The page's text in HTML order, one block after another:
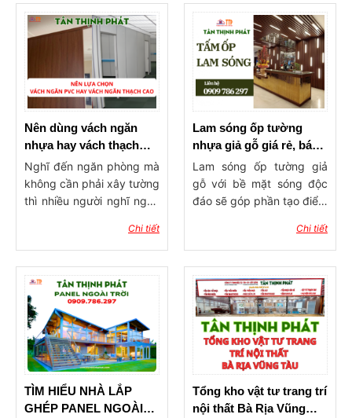
Nên dùng vách ngăn
nhựa hay vách thạch
cao ngăn phòng?
Nghĩ đến ngăn phòng mà
không cần phải xây tường
thì nhiều người nghĩ ngay
biến hiện nay đó là vách
ngăn nhựa và vách thạch
cao. Vậy nên dùng vách
ngăn nhựa hay vách
thạch cao ngăn phòng?
Hãy cùng vật tư Tân
Thịnh Phát tham khảo qua
bài viết dưới đây để tìm ra
giải pháp làm vách ngăn
phòng phù hợp nhẩt cho
ngôi nhà của mình nhé!
Chi tiết
Lam sóng ốp tường
nhựa giả gỗ giá rẻ, báo
giá lam ốp tường, trần
Lam sóng ốp tường giả
gỗ với bề mặt sóng độc
đáo sẽ góp phần tạo điểm
trình xây dựng. Sản phẩm
có tính ứng dụng rộng rãi,
được dùng trong trang trí
ốp tường, ốp trần với ưu
điểm độ bền cao, khả
năng chống chịu thời tiết
tốt, mang đến không gian
sống tinh tế, hiện đại và
đẳng cấp.
Chi tiết
TÌM HIỂU NHÀ LẮP
GHÉP PANEL NGOÀI
Tổng kho vật tư trang trí
nội thất Bà Rịa Vũng